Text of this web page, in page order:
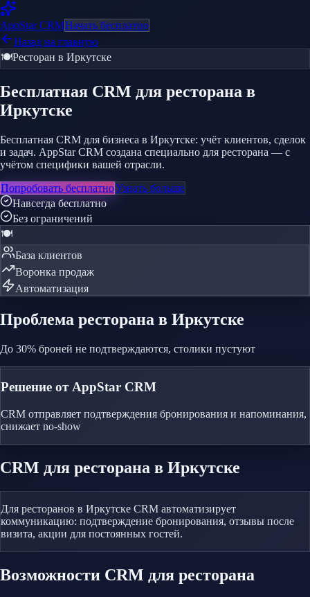
AppStarCRMНачать бесплатно
Назад на главную
🍽️Ресторан в Иркутске
Бесплатная CRM для ресторана в
Иркутске
Бесплатная CRM для бизнеса в Иркутске: учёт клиентов, сделок
и задач. AppStar CRM создана специально для ресторана — с
учётом специфики вашей отрасли.
Попробовать бесплатноУзнать больше
Навсегда бесплатно
Без ограничений
🍽️
База клиентов
Воронка продаж
Автоматизация
Проблема ресторана в Иркутске
До 30% броней не подтверждаются, столики пустуют
Решение от AppStar CRM
CRM отправляет подтверждения бронирования и напоминания,
снижает no-show
CRM для ресторана в Иркутске
Для ресторанов в Иркутске CRM автоматизирует
коммуникацию: подтверждение бронирования, отзывы после
визита, акции для постоянных гостей.
Возможности CRM для ресторана